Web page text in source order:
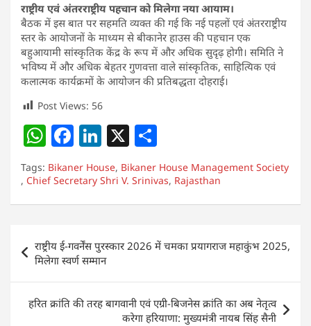
राष्ट्रीय एवं अंतरराष्ट्रीय पहचान को मिलेगा नया आयाम।
बैठक में इस बात पर सहमति व्यक्त की गई कि नई पहलों एवं अंतरराष्ट्रीय
स्तर के आयोजनों के माध्यम से बीकानेर हाउस की पहचान एक
बहुआयामी सांस्कृतिक केंद्र के रूप में और अधिक सुदृढ़ होगी। समिति ने
भविष्य में और अधिक बेहतर गुणवत्ता वाले सांस्कृतिक, साहित्यिक एवं
कलात्मक कार्यक्रमों के आयोजन की प्रतिबद्धता दोहराई।
Post Views: 56
W
h
at
s
p
p
F
a
c
e
o
o
k
Li
n
k
e
n
X
h
ar
e
Tags: Bikaner House, Bikaner House Management Society
, Chief Secretary Shri V. Srinivas, Rajasthan
Post
navigation
राष्ट्रीय ई-गवर्नेंस पुरस्कार 2026 में चमका प्रयागराज महाकुंभ 2025,
मिलेगा स्वर्ण सम्मान
हरित क्रांति की तरह बागवानी एवं एग्री-बिजनेस क्रांति का अब नेतृत्व
करेगा हरियाणा: मुख्यमंत्री नायब सिंह सैनी